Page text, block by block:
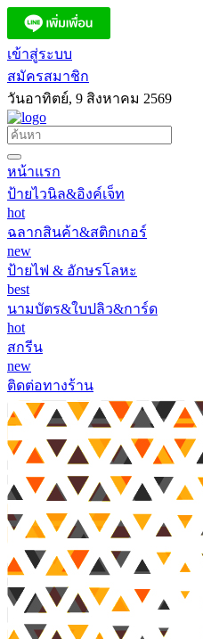
เข้าสู่ระบบ
สมัครสมาชิก
วันอาทิตย์, 9 สิงหาคม 2569
หน้าแรก
ป้ายไวนิล&อิงค์เจ็ท
hot
ฉลากสินค้า&สติกเกอร์
new
ป้ายไฟ & อักษรโลหะ
best
นามบัตร&ใบปลิว&การ์ด
hot
สกรีน
new
ติดต่อทางร้าน